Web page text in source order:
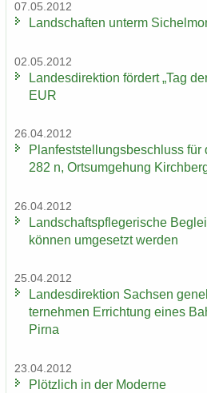
07.05.2012
Land­schaf­ten un­term
02.05.2012
Lan­des­di­rek­ti­on för­dert „Tag
EUR
26.04.2012
Plan­fest­stel­lungs­be­schluss für
282 n, Orts­um­ge­hung
26.04.2012
Land­schafts­pfle­ge­ri­sche
kön­nen um­ge­setzt wer­den
25.04.2012
Lan­des­di­rek­ti­on Sach­sen
ter­neh­men Er­rich­tung eines
Pirna
23.04.2012
Plötz­lich in der Mo­der­ne